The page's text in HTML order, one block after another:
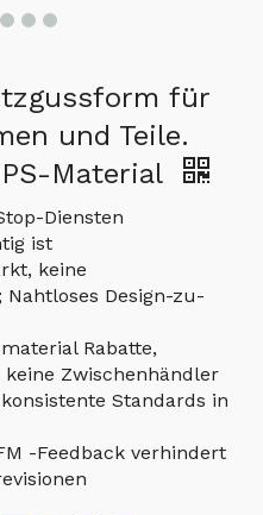
für
und Teile.
Material
Diensten
ist
keine
Design-zu-
Rabatte,
Zwischenhändler
Standards in
-Feedback verhindert